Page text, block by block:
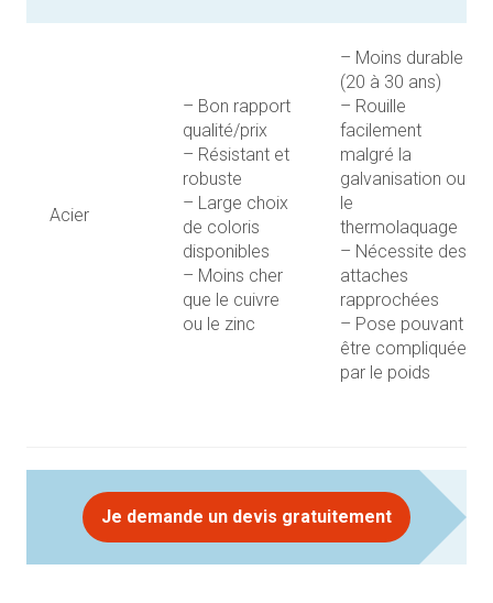
Acier
– Bon rapport
qualité/prix
– Résistant et
robuste
– Large choix
de coloris
disponibles
– Moins cher
que le cuivre
ou le zinc
– Moins durable
(20 à 30 ans)
– Rouille
facilement
malgré la
galvanisation ou
le
thermolaquage
– Nécessite des
attaches
rapprochées
– Pose pouvant
être compliquée
par le poids
Je demande un devis gratuitement